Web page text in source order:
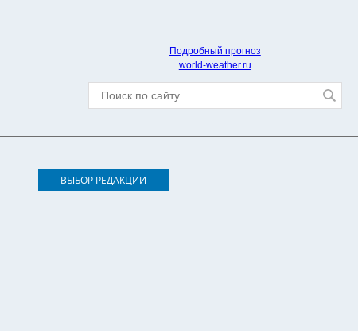
Подробный прогноз
world-weather.ru
ВЫБОР РЕДАКЦИИ